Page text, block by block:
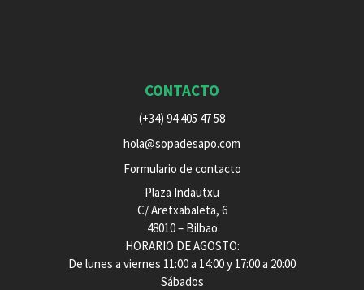
CONTACTO
(+34) 94 405 47 58
hola@sopadesapo.com
Formulario de contacto
Plaza Indautxu
C/ Aretxabaleta, 6
48010 – Bilbao
HORARIO DE AGOSTO:
De lunes a viernes 11:00 a 14:00 y 17:00 a 20:00
Sábados